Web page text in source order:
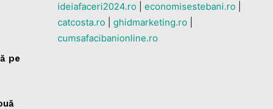
pe
ideiafaceri2024.ro
economisestebani.ro
catcosta.ro
ghidmarketing.ro
cumsafacibanionline.ro